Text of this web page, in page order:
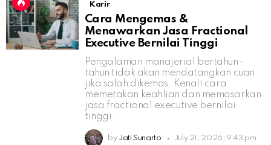
Karir
Cara Mengemas &
Menawarkan Jasa Fractional
Executive Bernilai Tinggi
Pengalaman manajerial bertahun-
tahun tidak akan mendatangkan cuan
jika salah dikemas. Kenali cara
memetakan keahlian dan memasarkan
jasa fractional executive bernilai
tinggi.
by Jati Sunarto July 21, 2026, 9:43 pm